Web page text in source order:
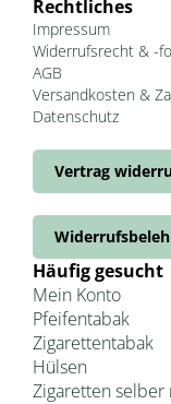
Rechtliches
Impressum
Widerrufsrecht & -
AGB
Versandkosten &
Datenschutz
Vertrag
Häufig gesucht
Mein Konto
Pfeifentabak
Zigarettentabak
Hülsen
Zigaretten selber